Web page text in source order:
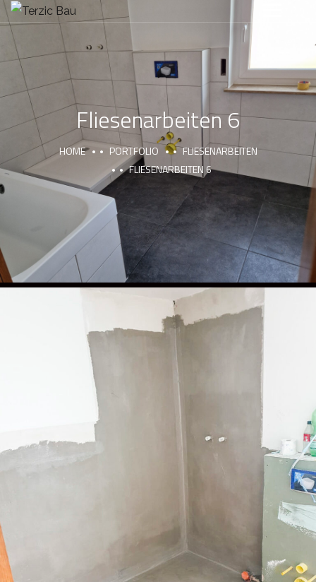
Fliesenarbeiten 6
HOME PORTFOLIO
FLIESENARBEITEN
FLIESENARBEITEN 6